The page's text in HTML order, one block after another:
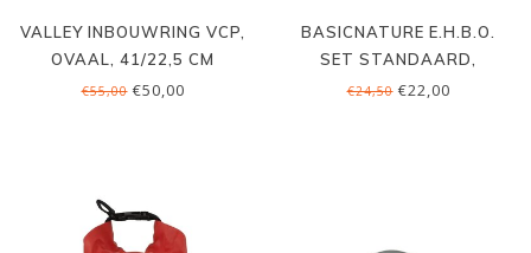
VALLEY INBOUWRING VCP,
OVAAL, 41/22,5 CM
€55,00€50,00
BASICNATURE E.H.B.O.
SET STANDAARD,
WATERDICHT
€24,50€22,00